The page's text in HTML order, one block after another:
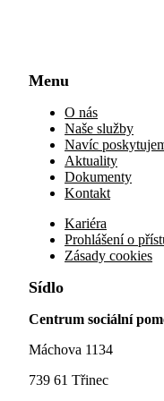
Menu
O nás
Naše služby
Navíc
Aktuality
Dokumenty
Kontakt
Kariéra
Prohlášení o
Zásady cookies
Sídlo
Centrum sociální
Máchova 1134
739 61 Třinec